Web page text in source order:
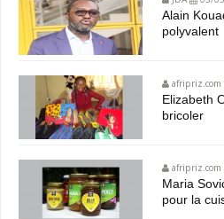
Alain
polyvalent
afripriz.com
Elizabeth
bricoler
afripriz.com
Maria
pour la